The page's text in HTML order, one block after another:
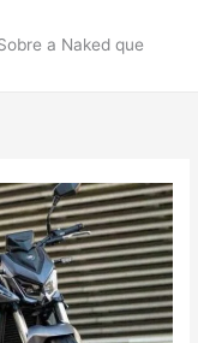
a Naked que